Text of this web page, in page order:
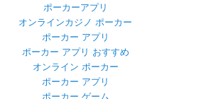
ポーカーアプリ
オンラインカジノ ポーカー
ポーカー アプリ
ポーカー アプリ おすすめ
オンライン ポーカー
ポーカー アプリ
ポーカー ゲーム